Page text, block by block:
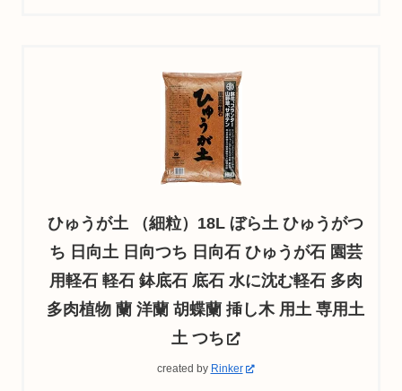
ひゅうが土 （細粒）18L ぼら土 ひゅうがつ
ち 日向土 日向つち 日向石 ひゅうが石 園芸
用軽石 軽石 鉢底石 底石 水に沈む軽石 多肉
多肉植物 蘭 洋蘭 胡蝶蘭 挿し木 用土 専用土
土 つち
created by Rinker